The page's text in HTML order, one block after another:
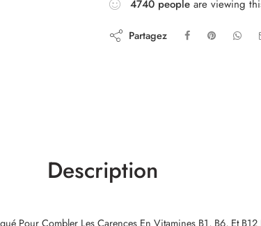
4740 people are viewing
Partagez
Description
Pour Combler Les Carences En Vitamines B1, B6, Et